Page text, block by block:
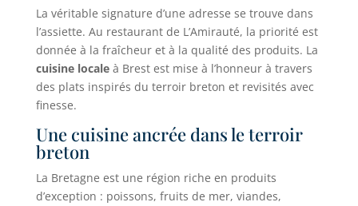
La véritable signature d’une adresse se trouve dans
l’assiette. Au restaurant de L’Amirauté, la priorité est
donnée à la fraîcheur et à la qualité des produits. La
cuisine localeà Brest est mise à l’honneur à travers
des plats inspirés du terroir breton et revisités avec
finesse.
Une cuisine ancrée dans le terroir
breton
La Bretagne est une région riche en produits
d’exception : poissons, fruits de mer, viandes,